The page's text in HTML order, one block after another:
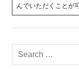
んでいただくことが
Search